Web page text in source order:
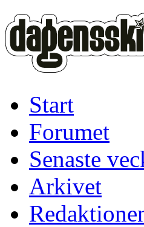
Start
Forumet
Senaste
Arkivet